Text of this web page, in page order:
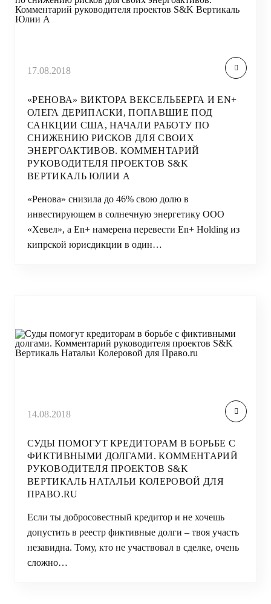
17.08.2018
«РЕНОВА» ВИКТОРА ВЕКСЕЛЬБЕРГА И EN+
ОЛЕГА ДЕРИПАСКИ, ПОПАВШИЕ ПОД
САНКЦИИ США, НАЧАЛИ РАБОТУ ПО
СНИЖЕНИЮ РИСКОВ ДЛЯ СВОИХ
ЭНЕРГОАКТИВОВ. КОММЕНТАРИЙ
РУКОВОДИТЕЛЯ ПРОЕКТОВ S&K
ВЕРТИКАЛЬ ЮЛИИ А
«Ренова» снизила до 46% свою долю в
инвестирующем в солнечную энергетику ООО
«Хевел», а En+ намерена перевести En+ Holding из
кипрской юрисдикции в один…
14.08.2018
СУДЫ ПОМОГУТ КРЕДИТОРАМ В БОРЬБЕ С
ФИКТИВНЫМИ ДОЛГАМИ. КОММЕНТАРИЙ
РУКОВОДИТЕЛЯ ПРОЕКТОВ S&K
ВЕРТИКАЛЬ НАТАЛЬИ КОЛЕРОВОЙ ДЛЯ
ПРАВО.RU
Если ты добросовестный кредитор и не хочешь
допустить в реестр фиктивные долги – твоя участь
незавидна. Тому, кто не участвовал в сделке, очень
сложно…